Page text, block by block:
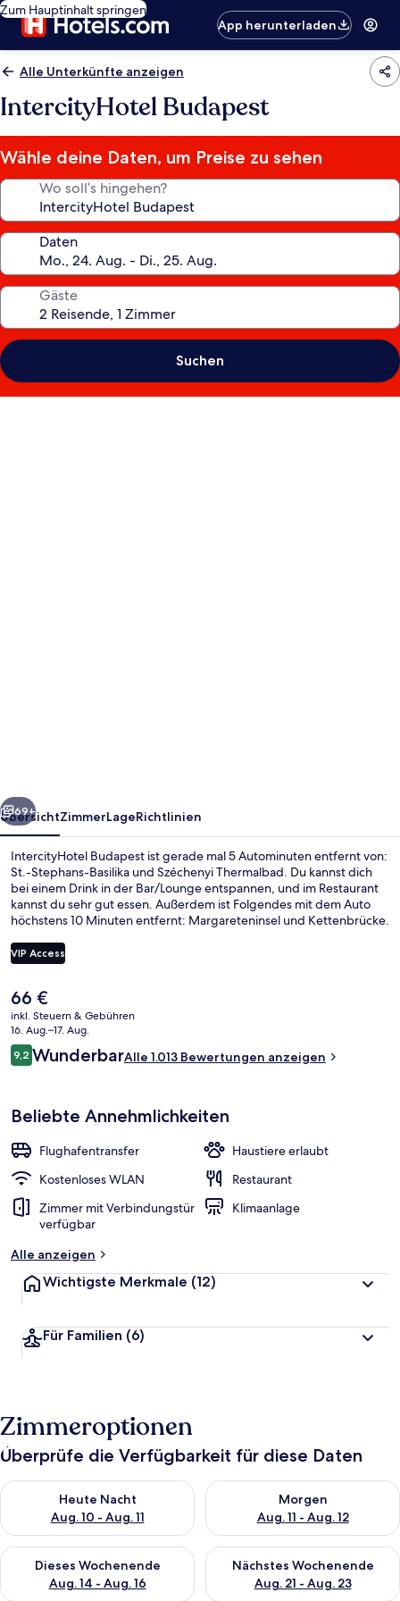
Zum Hauptinhalt springen
App herunterladen
Alle Unterkünfte anzeigen
IntercityHotel Budapest
Wähle deine Daten, um Preise zu sehen
Wo soll’s hingehen?
Daten
Gäste
Suchen
Weiter
69+
ÜbersichtZimmerLageRichtlinien
IntercityHotel Budapest ist gerade mal 5 Autominuten entfernt von:
St.-Stephans-Basilika und Széchenyi Thermalbad. Du kannst dich
bei einem Drink in der Bar/Lounge entspannen, und im Restaurant
kannst du sehr gut essen. Außerdem ist Folgendes mit dem Auto
höchstens 10 Minuten entfernt: Margareteninsel und Kettenbrücke.
öffentlichen Verkehrsmitteln: Zur Straßenbahnhaltestelle Keleti
Pályaudvar M sind es nur wenige Schritte und zur Station Keleti
VIP Access
Der
aktuelle
Preis
beträgt
66 €.
66 €
inkl. Steuern & Gebühren
16. Aug.–17. Aug.
Bewertungen
9,29,2 von 10.
WunderbarAlle 1.013 Bewertungen anzeigen
Beliebte Annehmlichkeiten
Flughafentransfer
Haustiere erlaubt
Kostenloses WLAN
Restaurant
Zimmer mit Verbindungstür
verfügbar
Klimaanlage
Alle anzeigen
Wichtigste Merkmale (12)
Für Familien (6)
Zimmeroptionen
Überprüfe die Verfügbarkeit für diese Daten
Heute Nacht
Aug. 10 - Aug. 11
Überprüfe die Verfügbarkeit für heute Nacht, Aug. 10 - Aug.
Morgen
Aug. 11 - Aug. 12
Überprüfe die Verfügbarkeit
Dieses Wochenende
Aug. 14 - Aug. 16
Überprüfe die Verfügbarkeit für dieses Wochenende, Aug. 14
Nächstes Wochenende
Aug. 21 - Aug. 23
Überprüfe die Verfügbarkeit